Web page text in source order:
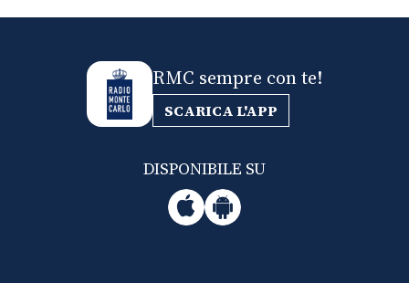
RMC sempre con te!
SCARICA L'APP
DISPONIBILE SU